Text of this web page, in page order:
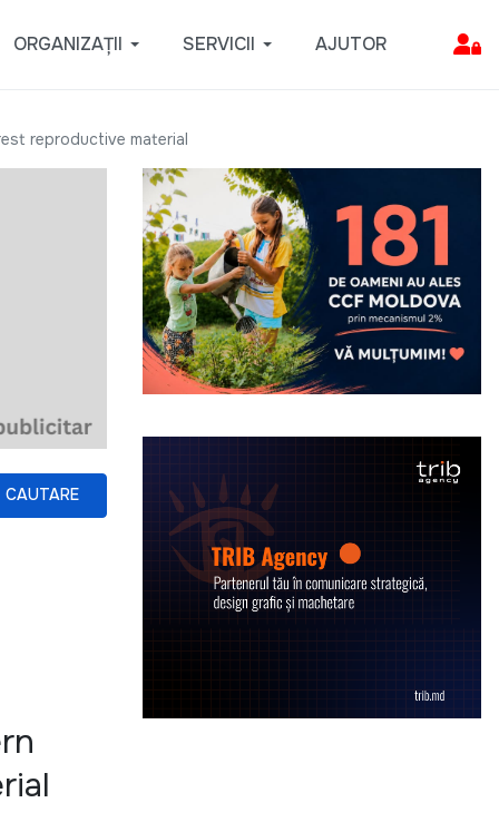
ORGANIZAȚII SERVICII AJUTOR
reproductive material
CAUTARE